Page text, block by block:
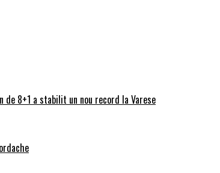
de 8+1 a stabilit un nou record la Varese